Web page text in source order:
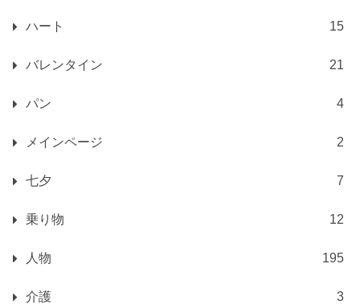
ハート 15
バレンタイン 21
パン 4
メインページ 2
七夕 7
乗り物 12
人物 195
介護 3